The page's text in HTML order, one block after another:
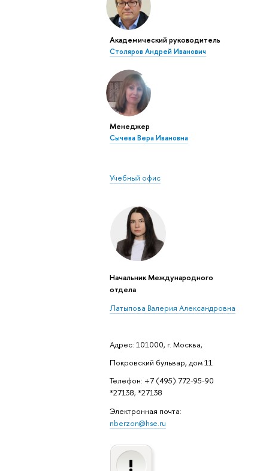
Академический руководитель
Столяров Андрей Иванович
Менеджер
Сычева Вера Ивановна
Учебный офис
Начальник Международного
отдела
Латыпова Валерия Александровна
Адрес: 101000, г. Москва,
Покровский бульвар, дом 11
Телефон: +7 (495) 772-95-90
*27138; *27138
Электронная почта:
nberzon@hse.ru